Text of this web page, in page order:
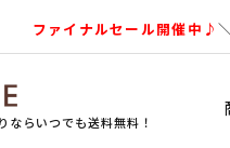
ファイナルセール開催中♪
らいつでも送料無料！